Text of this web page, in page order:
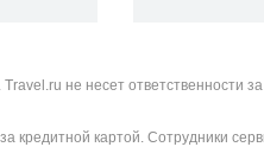
не несет ответственности
кредитной картой. Сотрудники